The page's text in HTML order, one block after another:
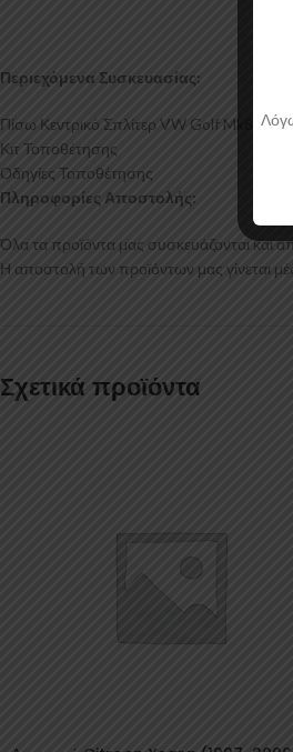
Περιεχόμενα Συσκευασίας:
Πίσω Κεντρικό Σπλίτερ VW Golf Mk8 GTI
Κιτ Τοποθέτησης
Οδηγίες Τοποθέτησης
Πληροφορίες Αποστολής:
Όλα τα προϊόντα μας συσκευάζονται και
Η αποστολή των προϊόντων μας γίνεται
Σχετικά προϊόντα